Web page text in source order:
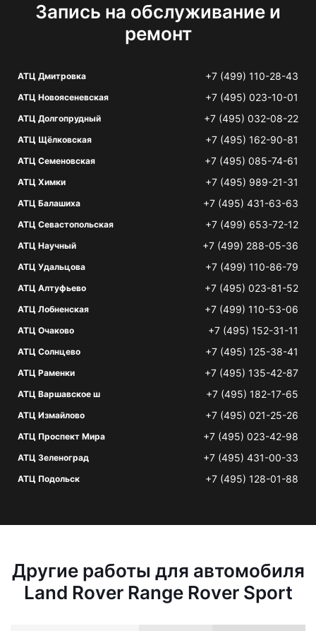
Запись на обслуживание и
ремонт
АТЦ Дмитровка +7 (499) 110-28-43
АТЦ Новоясеневская +7 (495) 023-10-01
АТЦ Долгопрудный +7 (495) 032-08-22
АТЦ Щёлковская +7 (495) 162-90-81
АТЦ Семеновская +7 (495) 085-74-61
АТЦ Химки +7 (495) 989-21-31
АТЦ Балашиха +7 (495) 431-63-63
АТЦ Севастопольская +7 (499) 653-72-12
АТЦ Научный +7 (499) 288-05-36
АТЦ Удальцова +7 (499) 110-86-79
АТЦ Алтуфьево +7 (495) 023-81-52
АТЦ Лобненская +7 (499) 110-53-06
АТЦ Очаково +7 (495) 152-31-11
АТЦ Солнцево +7 (495) 125-38-41
АТЦ Раменки +7 (495) 135-42-87
АТЦ Варшавское ш +7 (495) 182-17-65
АТЦ Измайлово +7 (495) 021-25-26
АТЦ Проспект Мира +7 (495) 023-42-98
АТЦ Зеленоград +7 (495) 431-00-33
АТЦ Подольск +7 (495) 128-01-88
Другие работы для автомобиля
Land Rover Range Rover Sport